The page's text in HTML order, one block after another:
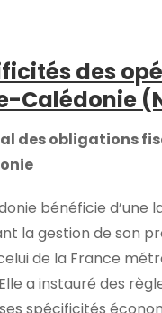
des
Calédonie
des obligations
bénéficie d’une
la gestion de son
de la France
a instauré des